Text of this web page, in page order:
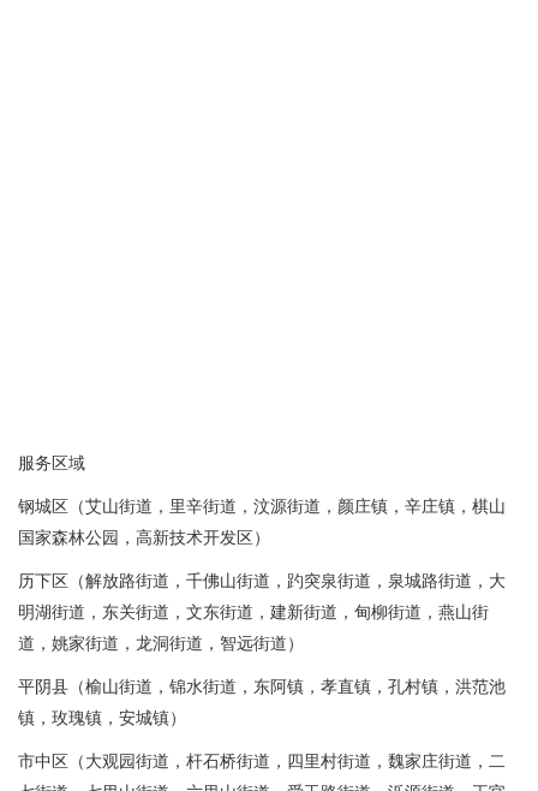
服务区域
钢城区（艾山街道，里辛街道，汶源街道，颜庄镇，辛庄镇，棋山
国家森林公园，高新技术开发区）
历下区（解放路街道，千佛山街道，趵突泉街道，泉城路街道，大
明湖街道，东关街道，文东街道，建新街道，甸柳街道，燕山街
道，姚家街道，龙洞街道，智远街道）
平阴县（榆山街道，锦水街道，东阿镇，孝直镇，孔村镇，洪范池
镇，玫瑰镇，安城镇）
市中区（大观园街道，杆石桥街道，四里村街道，魏家庄街道，二